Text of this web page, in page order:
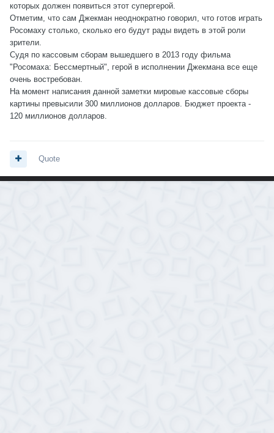
которых должен появиться этот супергерой.
Отметим, что сам Джекман неоднократно говорил, что готов играть
Росомаху столько, сколько его будут рады видеть в этой роли
зрители.
Судя по кассовым сборам вышедшего в 2013 году фильма
"Росомаха: Бессмертный", герой в исполнении Джекмана все еще
очень востребован.
На момент написания данной заметки мировые кассовые сборы
картины превысили 300 миллионов долларов. Бюджет проекта -
120 миллионов долларов.
Quote